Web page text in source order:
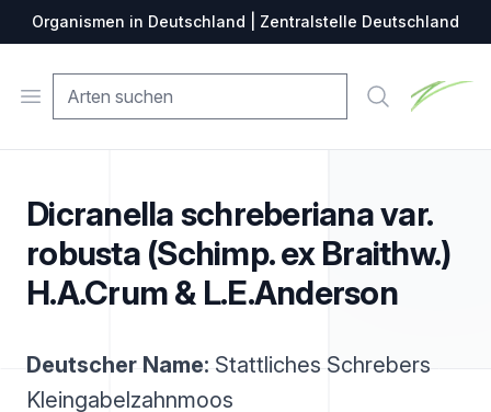
Organismen in Deutschland | Zentralstelle Deutschland
Open menu Suche
Dicranella schreberiana var.
robusta (Schimp. ex Braithw.)
H.A.Crum & L.E.Anderson
Deutscher Name: Stattliches Schrebers
Kleingabelzahnmoos